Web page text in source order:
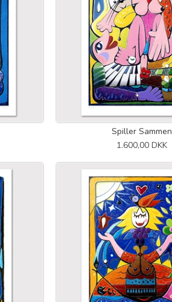
Spiller Sammen
1.600,00 DKK